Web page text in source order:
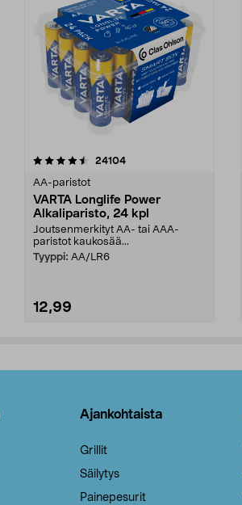
24104arvostelut
AA-paristot
VARTA Longlife Power
Alkaliparisto, 24 kpl
Joutsenmerkityt AA- tai AAA-
paristot kaukosää...
Tyyppi: AA/LR6
12,99
4.5viidestä
Ajankohtaista
Grillit
Säilytys
Painepesurit